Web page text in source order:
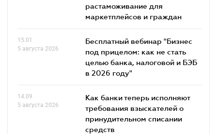
растаможивание для
маркетплейсов и граждан
15.01
5 августа 2026
Бесплатный вебинар "Бизнес
под прицелом: как не стать
целью банка, налоговой и БЭБ
в 2026 году"
14.09
5 августа 2026
Как банки теперь исполняют
требования взыскателей о
принудительном списании
средств